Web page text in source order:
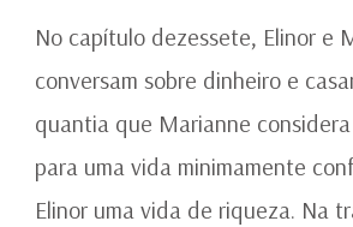
No capítulo dezessete, Elinor e
conversam sobre dinheiro e
quantia que Marianne
para uma vida minimamente
Elinor uma vida de riqueza. Na